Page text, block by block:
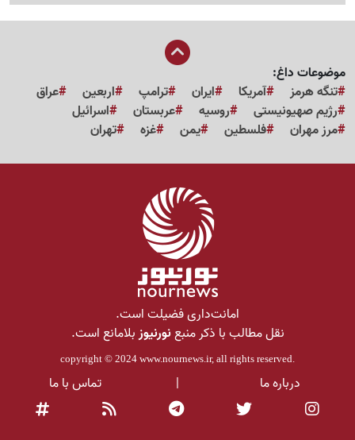
موضوعات داغ:
تنگه هرمز
آمریکا ایران ترامپ اربعین
عراق
رژیم صهیونیستی
روسیه عربستان
اسرائیل
مرز مهران
فلسطین یمن غزه تهران
امانت‌داری فضیلت است.
نقل مطالب با ذکر منبعنورنیوزبلامانع است.
copyright © 2024 www.nournews.ir, all rights reserved.
درباره ما | تماس با ما